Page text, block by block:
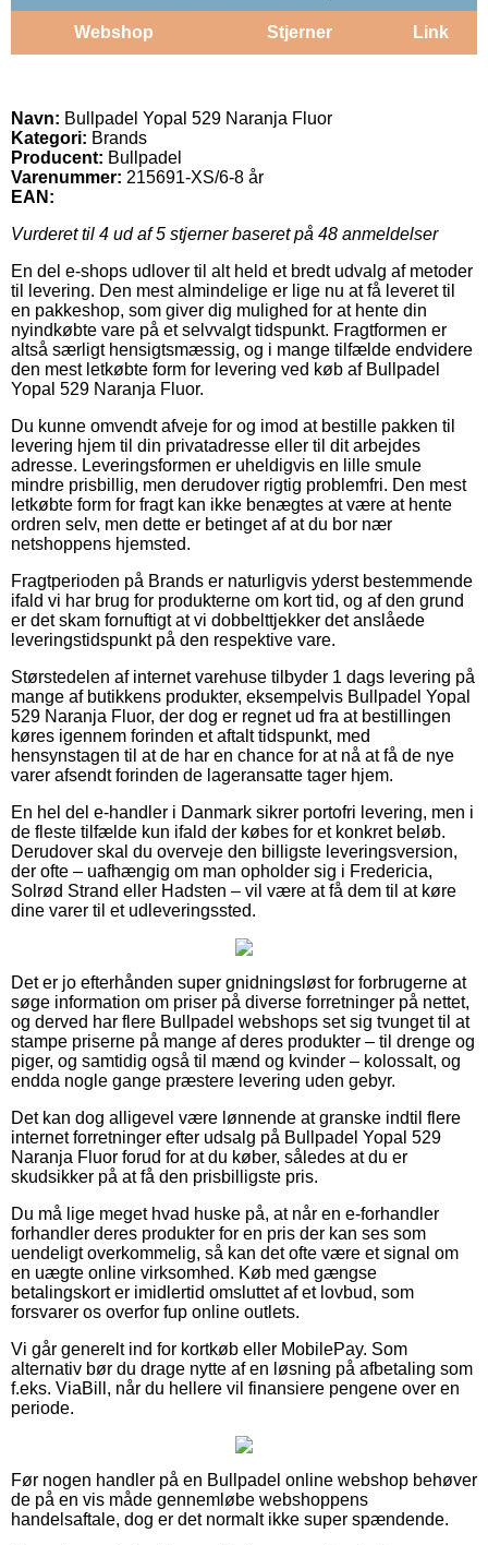
Webshop Stjerner Link
Navn: Bullpadel Yopal 529 Naranja Fluor
Kategori: Brands
Producent: Bullpadel
Varenummer: 215691-XS/6-8 år
EAN:
Vurderet til 4 ud af 5 stjerner baseret på 48 anmeldelser
En del e-shops udlover til alt held et bredt udvalg af metoder
til levering. Den mest almindelige er lige nu at få leveret til
en pakkeshop, som giver dig mulighed for at hente din
nyindkøbte vare på et selvvalgt tidspunkt. Fragtformen er
altså særligt hensigtsmæssig, og i mange tilfælde endvidere
den mest letkøbte form for levering ved køb af Bullpadel
Yopal 529 Naranja Fluor.
Du kunne omvendt afveje for og imod at bestille pakken til
levering hjem til din privatadresse eller til dit arbejdes
adresse. Leveringsformen er uheldigvis en lille smule
mindre prisbillig, men derudover rigtig problemfri. Den mest
letkøbte form for fragt kan ikke benægtes at være at hente
ordren selv, men dette er betinget af at du bor nær
netshoppens hjemsted.
Fragtperioden på Brands er naturligvis yderst bestemmende
ifald vi har brug for produkterne om kort tid, og af den grund
er det skam fornuftigt at vi dobbelttjekker det anslåede
leveringstidspunkt på den respektive vare.
Størstedelen af internet varehuse tilbyder 1 dags levering på
mange af butikkens produkter, eksempelvis Bullpadel Yopal
529 Naranja Fluor, der dog er regnet ud fra at bestillingen
køres igennem forinden et aftalt tidspunkt, med
hensynstagen til at de har en chance for at nå at få de nye
varer afsendt forinden de lageransatte tager hjem.
En hel del e-handler i Danmark sikrer portofri levering, men i
de fleste tilfælde kun ifald der købes for et konkret beløb.
Derudover skal du overveje den billigste leveringsversion,
der ofte – uafhængig om man opholder sig i Fredericia,
Solrød Strand eller Hadsten – vil være at få dem til at køre
dine varer til et udleveringssted.
Det er jo efterhånden super gnidningsløst for forbrugerne at
søge information om priser på diverse forretninger på nettet,
og derved har flere Bullpadel webshops set sig tvunget til at
stampe priserne på mange af deres produkter – til drenge og
piger, og samtidig også til mænd og kvinder – kolossalt, og
endda nogle gange præstere levering uden gebyr.
Det kan dog alligevel være lønnende at granske indtil flere
internet forretninger efter udsalg på Bullpadel Yopal 529
Naranja Fluor forud for at du køber, således at du er
skudsikker på at få den prisbilligste pris.
Du må lige meget hvad huske på, at når en e-forhandler
forhandler deres produkter for en pris der kan ses som
uendeligt overkommelig, så kan det ofte være et signal om
en uægte online virksomhed. Køb med gængse
betalingskort er imidlertid omsluttet af et lovbud, som
forsvarer os overfor fup online outlets.
Vi går generelt ind for kortkøb eller MobilePay. Som
alternativ bør du drage nytte af en løsning på afbetaling som
f.eks. ViaBill, når du hellere vil finansiere pengene over en
periode.
Før nogen handler på en Bullpadel online webshop behøver
de på en vis måde gennemløbe webshoppens
handelsaftale, dog er det normalt ikke super spændende.